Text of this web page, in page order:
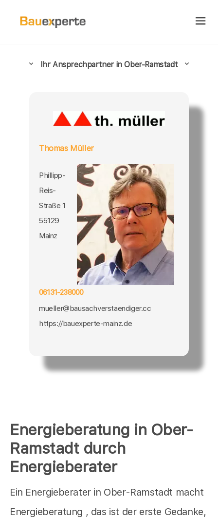
Energieberatung in Ober-
Ramstadt durch
Energieberater
Ein Energieberater in Ober-Ramstadt macht
Energieberatung , das ist der erste Gedanke,
Ihr Ansprechpartner in Ober-Ramstadt
Thomas Müller
Phillipp-
Reis-
Straße 1
55129
Mainz
06131-238000
mueller@bausachverstaendiger.cc
https://bauexperte-mainz.de